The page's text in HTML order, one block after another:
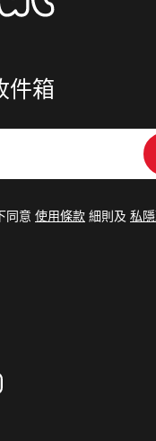
件箱
同意 使用條款 細則及 私